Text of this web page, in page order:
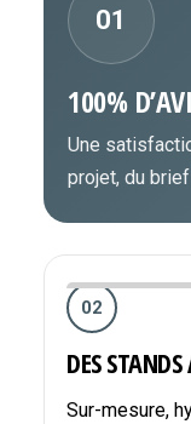
01
100%
Une
projet, du
02
DES
Sur-mesure,